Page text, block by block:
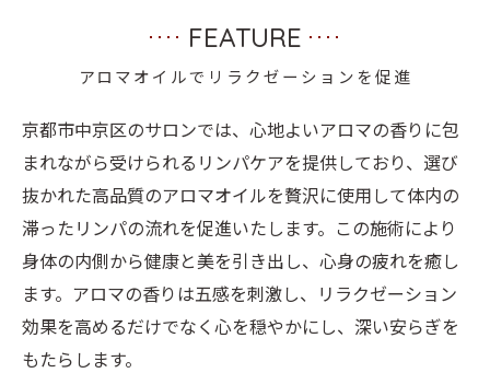
アロマオイルでリラクゼーションを促進
FEATURE
京都市中京区のサロンでは、心地よいアロマの香りに包
まれながら受けられるリンパケアを提供しており、選び
抜かれた高品質のアロマオイルを贅沢に使用して体内の
滞ったリンパの流れを促進いたします。この施術により
身体の内側から健康と美を引き出し、心身の疲れを癒し
ます。アロマの香りは五感を刺激し、リラクゼーション
効果を高めるだけでなく心を穏やかにし、深い安らぎを
もたらします。